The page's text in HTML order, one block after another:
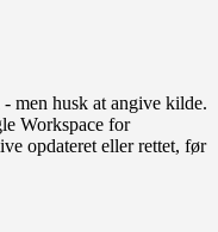
men husk at angive kilde.
Workspace for
opdateret eller rettet, før